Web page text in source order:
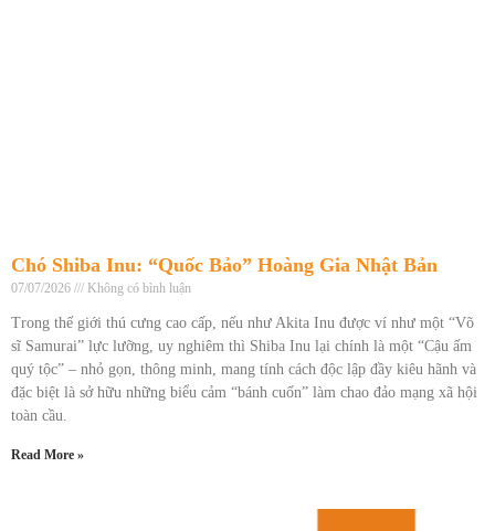
Chó Shiba Inu: “Quốc Bảo” Hoàng Gia Nhật Bản
07/07/2026 Không có bình luận
Trong thế giới thú cưng cao cấp, nếu như Akita Inu được ví như một “Võ
sĩ Samurai” lực lưỡng, uy nghiêm thì Shiba Inu lại chính là một “Cậu ấm
quý tộc” – nhỏ gọn, thông minh, mang tính cách độc lập đầy kiêu hãnh và
đặc biệt là sở hữu những biểu cảm “bánh cuốn” làm chao đảo mạng xã hội
toàn cầu.
Read More »